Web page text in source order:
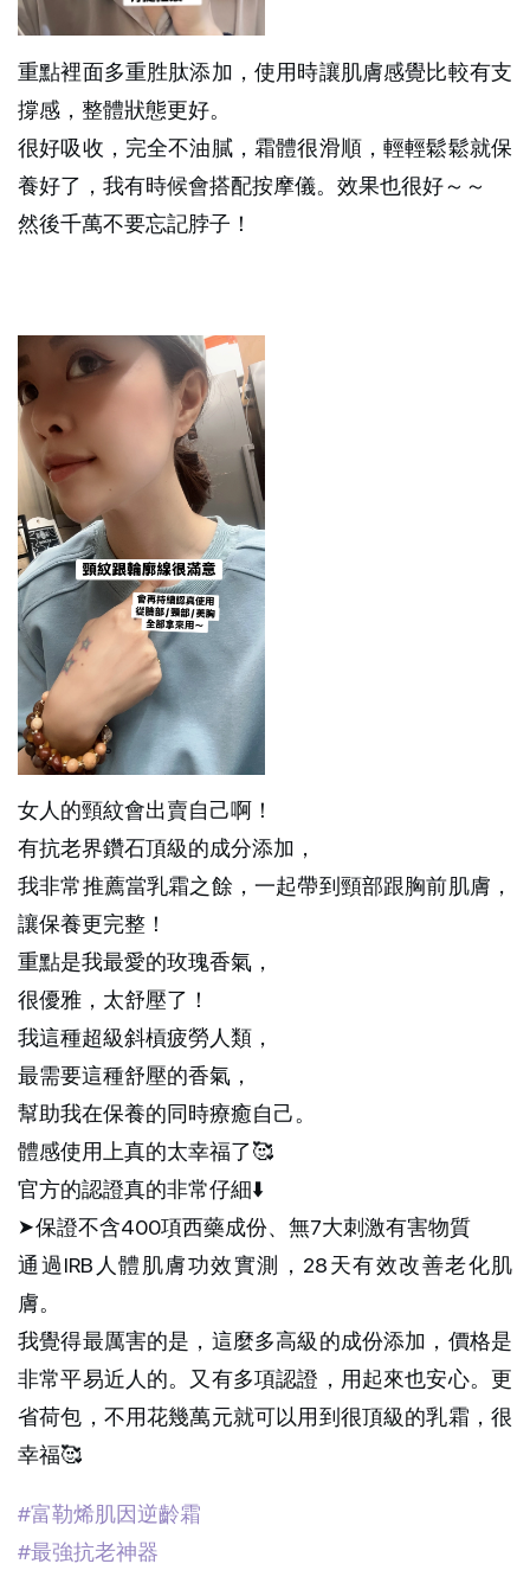
重點裡面多重胜肽添加，使用時讓肌膚感覺比較有支
撐感，整體狀態更好。
很好吸收，完全不油膩，霜體很滑順，輕輕鬆鬆就保
養好了，我有時候會搭配按摩儀。效果也很好～～
然後千萬不要忘記脖子！
女人的頸紋會出賣自己啊！
有抗老界鑽石頂級的成分添加，
我非常推薦當乳霜之餘，一起帶到頸部跟胸前肌膚，
讓保養更完整！
重點是我最愛的玫瑰香氣，
很優雅，太舒壓了！
我這種超級斜槓疲勞人類，
最需要這種舒壓的香氣，
幫助我在保養的同時療癒自己。
體感使用上真的太幸福了🥰
官方的認證真的非常仔細⬇️
➤保證不含400項西藥成份、無7大刺激有害物質
通過IRB人體肌膚功效實測，28天有效改善老化肌
膚。
我覺得最厲害的是，這麼多高級的成份添加，價格是
非常平易近人的。又有多項認證，用起來也安心。更
省荷包，不用花幾萬元就可以用到很頂級的乳霜，很
幸福🥰
#富勒烯肌因逆齡霜
#最強抗老神器